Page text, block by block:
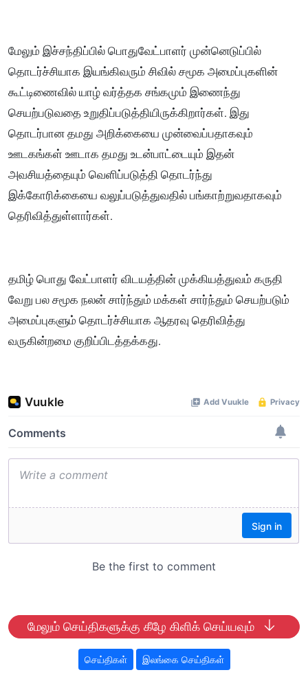
மேலும் இச்சந்திப்பில் பொதுவேட்பாளர் முன்னெடுப்பில்
தொடர்ச்சியாக இயங்கிவரும் சிவில் சமூக அமைப்புகளின்
கூட்டிணைவில் யாழ் வர்த்தக சங்கமும் இணைந்து
செயற்படுவதை உறுதிப்படுத்தியிருக்கிறார்கள். இது
தொடர்பான தமது அறிக்கையை முன்வைப்பதாகவும்
ஊடகங்கள் ஊடாக தமது உடன்பாட்டையும் இதன்
அவசியத்தையும் வெளிப்படுத்தி தொடர்ந்து
இக்கோரிக்கையை வலுப்படுத்துவதில் பங்காற்றுவதாகவும்
தெரிவித்துள்ளார்கள்.
தமிழ் பொது வேட்பாளர் விடயத்தின் முக்கியத்துவம் கருதி
வேறு பல சமூக நலன் சார்ந்தும் மக்கள் சார்ந்தும் செயற்படும்
அமைப்புகளும் தொடர்ச்சியாக ஆதரவு தெரிவித்து
வருகின்றமை குறிப்பிடத்தக்கது.
மேலும் செய்திகளுக்கு கீழே கிளிக் செய்யவும்
செய்திகள் இலங்கை செய்திகள்